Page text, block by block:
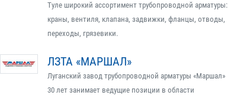
Туле широкий ассортимент трубопроводной арматуры:
краны, вентиля, клапана, задвижки, фланцы, отводы,
переходы, грязевики.
ЛЗТА «МАРШАЛ»
Луганский завод трубопроводной арматуры «Маршал»
30 лет занимает ведущие позиции в области